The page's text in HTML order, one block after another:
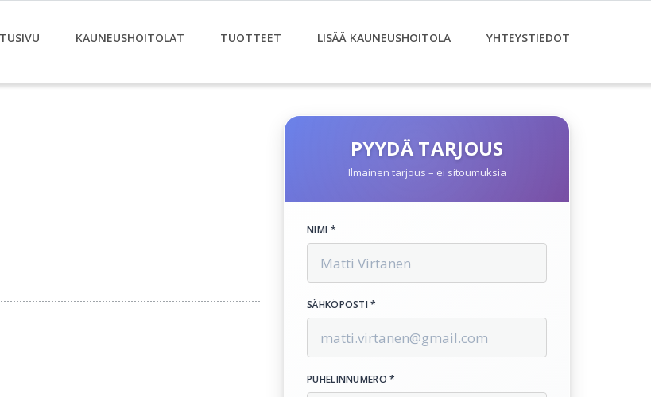
KAUNEUSHOITOLAT TUOTTEET LISÄÄ KAUNEUSHOITOLA YHTEYSTIEDOT
PYYDÄ TARJOUS
Ilmainen tarjous – ei sitoumuksia
NIMI *
SÄHKÖPOSTI *
PUHELINNUMERO *